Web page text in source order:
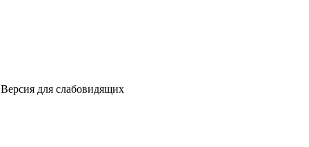
Версия для слабовидящих